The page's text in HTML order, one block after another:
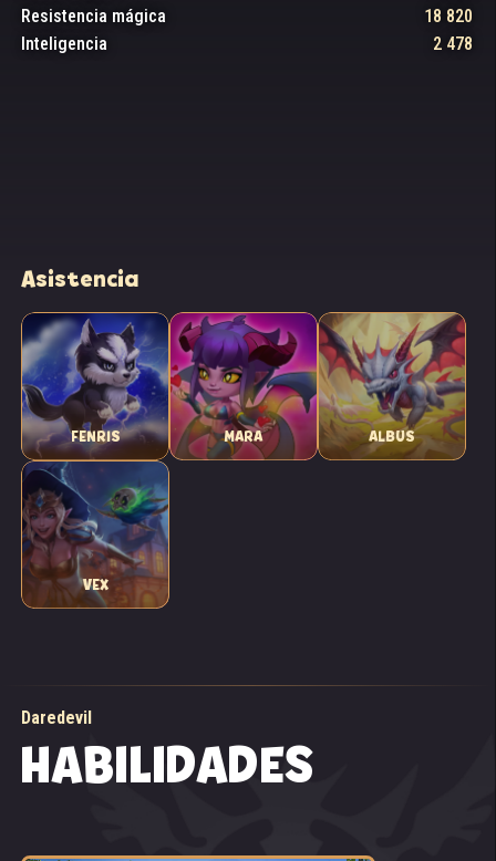
Resistencia mágica
18 820
Inteligencia
2 478
Asistencia
FENRIS MARA ALBUS
VEX
Daredevil
HABILIDADES